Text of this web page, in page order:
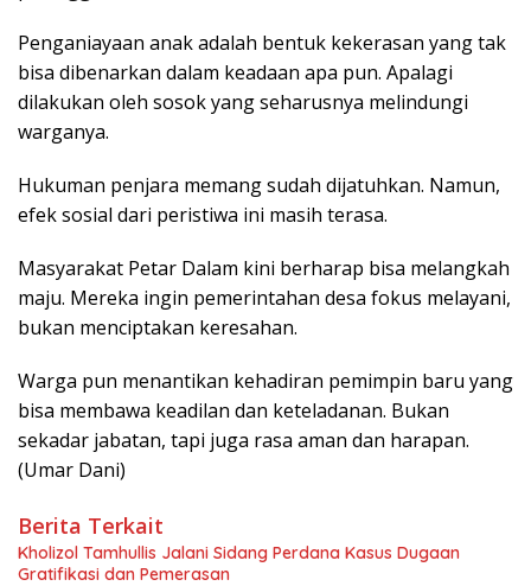
Penganiayaan anak adalah bentuk kekerasan yang tak
bisa dibenarkan dalam keadaan apa pun. Apalagi
dilakukan oleh sosok yang seharusnya melindungi
warganya.
Hukuman penjara memang sudah dijatuhkan. Namun,
efek sosial dari peristiwa ini masih terasa.
Masyarakat Petar Dalam kini berharap bisa melangkah
maju. Mereka ingin pemerintahan desa fokus melayani,
bukan menciptakan keresahan.
Warga pun menantikan kehadiran pemimpin baru yang
bisa membawa keadilan dan keteladanan. Bukan
sekadar jabatan, tapi juga rasa aman dan harapan.
(Umar Dani)
Berita Terkait
Kholizol Tamhullis Jalani Sidang Perdana Kasus Dugaan
Gratifikasi dan Pemerasan